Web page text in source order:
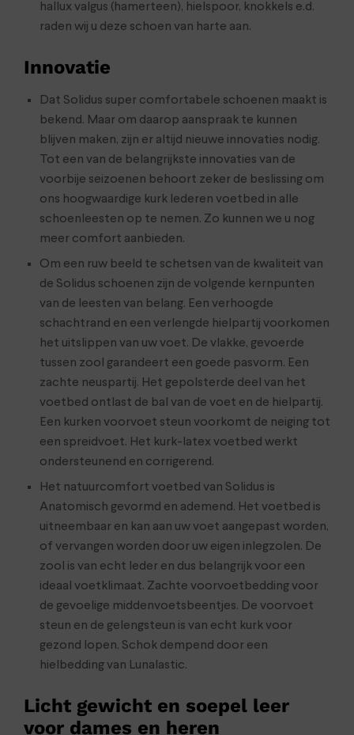
hallux valgus (hamerteen), hielspoor, knokkels e.d.
raden wij u deze schoen van harte aan.
Innovatie
Dat Solidus super comfortabele schoenen maakt is
bekend. Maar om daarop aanspraak te kunnen
blijven maken, zijn er altijd nieuwe innovaties nodig.
Tot een van de belangrijkste innovaties van de
voorbije seizoenen behoort zeker de beslissing om
ons hoogwaardige kurk lederen voetbed in alle
schoenleesten op te nemen. Zo kunnen we u nog
meer comfort aanbieden.
Om een ruw beeld te schetsen van de kwaliteit van
de Solidus schoenen zijn de volgende kernpunten
van de leesten van belang. Een verhoogde
schachtrand en een verlengde hielpartij voorkomen
het uitslippen van uw voet. De vlakke, gevoerde
tussen zool garandeert een goede pasvorm. Een
zachte neuspartij. Het gepolsterde deel van het
voetbed ontlast de bal van de voet en de hielpartij.
Een kurken voorvoet steun voorkomt de neiging tot
een spreidvoet. Het kurk-latex voetbed werkt
ondersteunend en corrigerend.
Het natuurcomfort voetbed van Solidus is
Anatomisch gevormd en ademend. Het voetbed is
uitneembaar en kan aan uw voet aangepast worden,
of vervangen worden door uw eigen inlegzolen. De
zool is van echt leder en dus belangrijk voor een
ideaal voetklimaat. Zachte voorvoetbedding voor
de gevoelige middenvoetsbeentjes. De voorvoet
steun en de gelengsteun is van echt kurk voor
gezond lopen. Schok dempend door een
hielbedding van Lunalastic.
Licht gewicht en soepel leer
voor dames en heren